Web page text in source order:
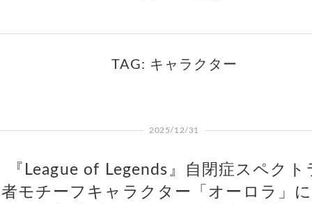
TAG: キャラクター
2025/12/31
『League of Legends』自閉症スペクト
者モチーフキャラクター「オーロラ」